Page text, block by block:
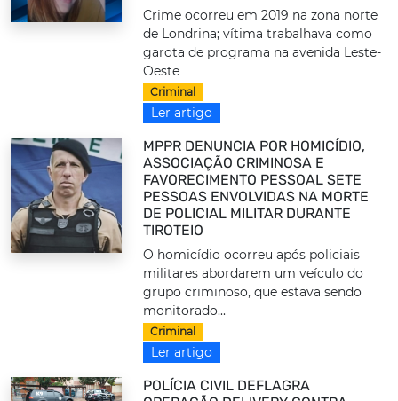
Crime ocorreu em 2019 na zona norte
de Londrina; vítima trabalhava como
garota de programa na avenida Leste-
Oeste
Criminal
Ler artigo
MPPR DENUNCIA POR HOMICÍDIO,
ASSOCIAÇÃO CRIMINOSA E
FAVORECIMENTO PESSOAL SETE
PESSOAS ENVOLVIDAS NA MORTE
DE POLICIAL MILITAR DURANTE
TIROTEIO
O homicídio ocorreu após policiais
militares abordarem um veículo do
grupo criminoso, que estava sendo
monitorado...
Criminal
Ler artigo
POLÍCIA CIVIL DEFLAGRA